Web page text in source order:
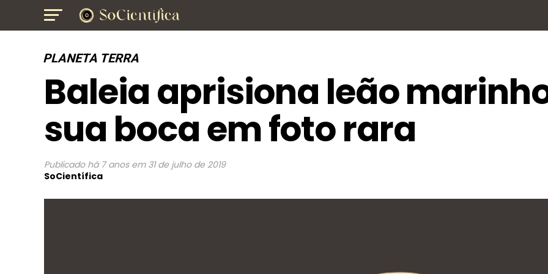
PLANETA TERRA
Baleia aprisiona leão
sua boca em foto rara
Publicado há 7 anos em 31 de julho de 2019
SoCientífica